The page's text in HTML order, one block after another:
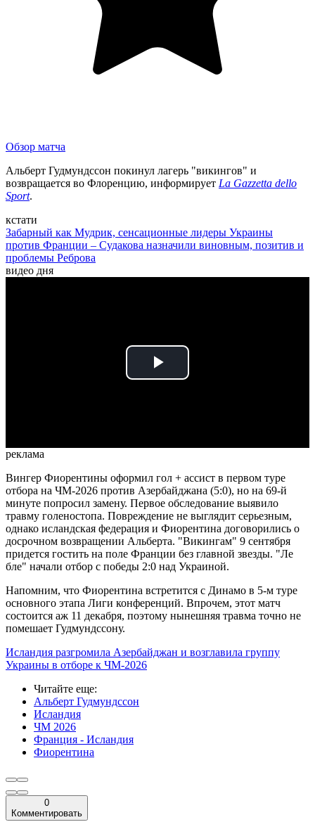
Обзор матча
Альберт Гудмундссон покинул лагерь "викингов" и
возвращается во Флоренцию, информирует La Gazzetta dello
Sport.
кстати
Забарный как Мудрик, сенсационные лидеры Украины
против Франции – Судакова назначили виновным, позитив и
проблемы Реброва
видео дня
Play
реклама
Вингер Фиорентины оформил гол + ассист в первом туре
отбора на ЧМ-2026 против Азербайджана (5:0), но на 69-й
минуте попросил замену. Первое обследование выявило
травму голеностопа. Повреждение не выглядит серьезным,
однако исландская федерация и Фиорентина договорились о
досрочном возвращении Альберта. "Викингам" 9 сентября
придется гостить на поле Франции без главной звезды. "Ле
бле" начали отбор с победы 2:0 над Украиной.
Напомним, что Фиорентина встретится с Динамо в 5-м туре
основного этапа Лиги конференций. Впрочем, этот матч
состоится аж 11 декабря, поэтому нынешняя травма точно не
помешает Гудмундссону.
Исландия разгромила Азербайджан и возглавила группу
Украины в отборе к ЧМ-2026
Читайте еще:
Альберт Гудмундссон
Исландия
ЧМ 2026
Франция - Исландия
Фиорентина
0
Комментировать